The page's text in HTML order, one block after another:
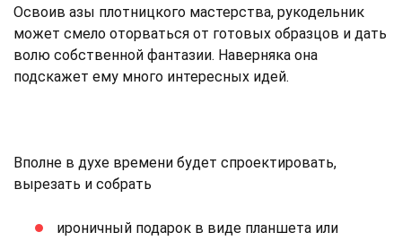
Освоив азы плотницкого мастерства, рукодельник
может смело оторваться от готовых образцов и дать
волю собственной фантазии. Наверняка она
подскажет ему много интересных идей.
Вполне в духе времени будет спроектировать,
вырезать и собрать
ироничный подарок в виде планшета или